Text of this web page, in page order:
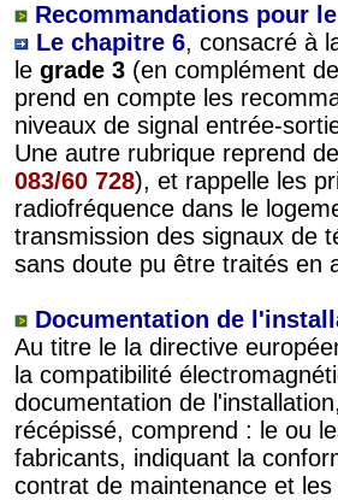
Recommandations pour
Le chapitre 6, consacré à
le grade 3 (en complément
prend en compte les
niveaux de signal entrée-
Une autre rubrique reprend
083/60 728), et rappelle les
radiofréquence dans le
transmission des signaux de
sans doute pu être traités en
Documentation de
Au titre le la directive
la compatibilité
documentation de
récépissé, comprend : le ou
fabricants, indiquant la
contrat de maintenance et